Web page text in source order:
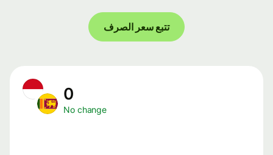
تتبع سعر الصرف
No change